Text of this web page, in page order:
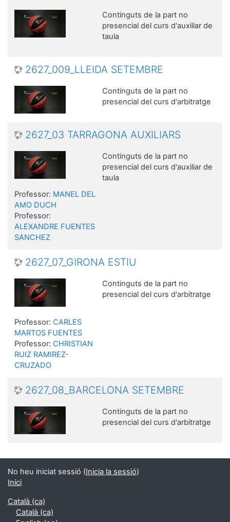
Continguts de la part no
presencial del curs d'auxiliar de
taula
2627_009_LLEIDA SETEMBRE
Continguts de la part no
presencial del curs d'arbitratge
2627_03 TARRAGONA AUXILIARS
Continguts de la part no
presencial del curs d'auxiliar de
taula
Professor: MANEL DEL
AMO DUCH
Professor:
ALEXANDRE FUENTES
SANCHEZ
2627_07_GIRONA ESTIU
Continguts de la part no
presencial del curs d'arbitratge
Professor: CARLES
MARTOS FUENTES
Professor: CHRISTIAN
RUIZ RAMIREZ-
CRUZADO
2627_08_BARCELONA SETEMBRE
Continguts de la part no
presencial del curs d'arbitratge
No heu iniciat sessió (Inicia la sessió)
Inici
Català ‎(ca)‎
Català ‎(ca)‎